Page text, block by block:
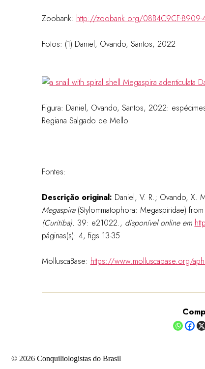
Zoobank: http://zoobank.org/08B4C9CF-8909-
Fotos: (1) Daniel, Ovando, Santos, 2022
Figura: Daniel, Ovando, Santos, 2022: e
Regiana Salgado de Mello
Fontes:
Descrição original: Daniel, V. R.; Ovando, X.
Megaspira(Stylommatophora: Megaspiridae)
(Curitiba). 39: e21022., disponível online em
páginas(s): 4, figs 13-35
MolluscaBase: https://www.molluscabase.org/
©️ 2026 Conquiliologistas do Brasil